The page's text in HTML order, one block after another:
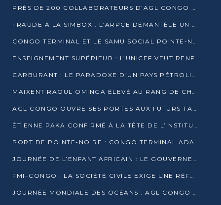
PRÈS DE 200 COLLABORATEURS D’AGL CONGO EN FORMATION JUSQU’EN JUILLET
FRAUDE À LA SIMBOX : L’ARPCE DÉMANTÈLE UN RÉSEAU UTILISANT DES CARTES SIM OUGANDAISES
CONGO TERMINAL ET LE SAMU SOCIAL POINTE-NOIRE RENOUVELLENT LEUR PARTENARIAT EN FAVEUR DES JEUNES VULNÉRABLES
ENSEIGNEMENT SUPÉRIEUR : L’UNICEF VEUT RENFORCER LA RECHERCHE SUR LES QUESTIONS DE L’ENFANCE
CARBURANT : LE PARADOXE D’UN PAYS PÉTROLIER CONFRONTÉ À DES PÉNURIES RÉCURRENTES
MAIXENT RAOUL OMINGA ÉLEVÉ AU RANG DE CHEVALIER DE L’ORDRE DE L’AMITIÉ ENTRE LA RUSSIE ET LE CONGO
AGL CONGO OUVRE SES PORTES AUX FUTURS TALENTS DE LA LOGISTIQUE
ÉTIENNE PAKA CONFIRMÉ À LA TÊTE DE L’INSTITUT GÉOGRAPHIQUE NATIONAL
PORT DE POINTE-NOIRE : CONGO TERMINAL ADAPTE SON DRAGAGE AUX SABLES BITUMINEUX
JOURNÉE DE L’ENFANT AFRICAIN : LE GOUVERNEMENT RÉAFFIRME SON ENGAGEMENT POUR L’ACCÈS À L’EAU ET À L’ASSAINISSEMENT
FMI–CONGO : LA SOCIÉTÉ CIVILE EXIGE UNE RÉFORME DE LA FISCALITÉ PÉTROLIÈRE
JOURNÉE MONDIALE DES OCÉANS : AGL CONGO MOBILISE SES COLLABORATEURS POUR LA PRÉSERVATION DE LA BIODIVERSITÉ MARINE